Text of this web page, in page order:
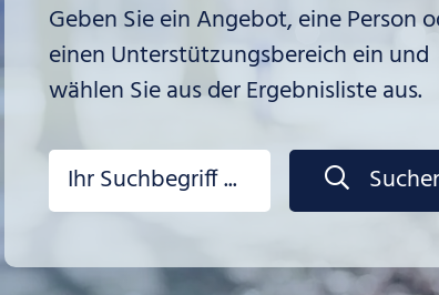
Geben Sie ein Angebot, eine Person
einen Unterstützungsbereich ein und
wählen Sie aus der Ergebnisliste aus.